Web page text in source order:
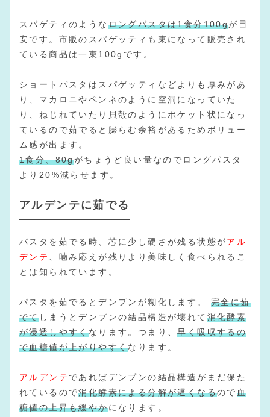
スパゲティのような ロングパスタは1食分100gが目
安です。市販のスパゲッティも束になって販売され
ている商品は一束100gです。
ショートパスタはスパゲッティなどよりも厚みがあ
り、マカロニやペンネのように空洞になっていた
り、ねじれていたり貝殻のようにポケット状になっ
ているので茹でると膨らむ余裕があるためボリュー
ム感が出ます。
1食分、80gがちょうど良い量なのでロングパスタ
より20%減らせます。
アルデンテに茹でる
パスタを茹でる時、芯に少し硬さが残る状態がアル
デンテ
、噛み応えが残りより美味しく食べられるこ
とは知られています。
パスタを茹でるとデンプンが糊化します。 完全に茹
でてしまうとデンプンの結晶構造が壊れて 消化酵素
が浸透しやすくなります。つまり、早く吸収するの
で血糖値が上がりやすくなります。
アルデンテ であればデンプンの結晶構造がまだ保た
れているので消化酵素による分解が遅くなるので血
糖値の上昇も緩やかになります。